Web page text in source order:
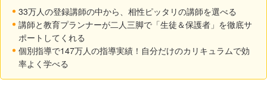
33万人の登録講師の中から、相性ピッタリの講師を選べる
講師と教育プランナーが二人三脚で「生徒＆保護者」を徹底サ
ポートしてくれる
個別指導で147万人の指導実績！自分だけのカリキュラムで効
率よく学べる